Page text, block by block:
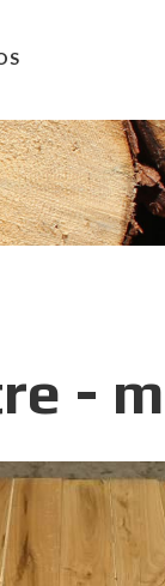
NOUS
DE LIVRAISON
-